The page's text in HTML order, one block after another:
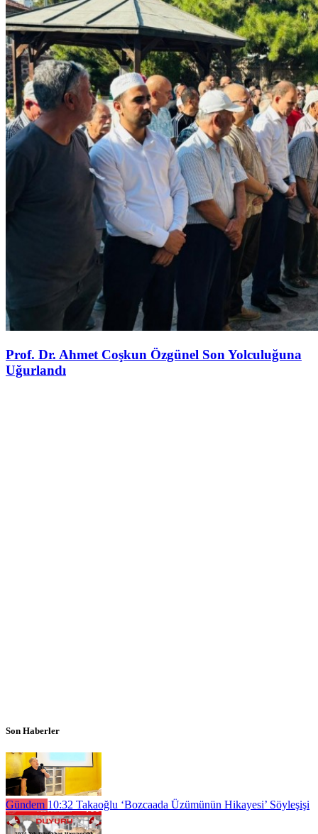
Prof. Dr. Ahmet Coşkun Özgünel Son Yolculuğuna
Uğurlandı
Son Haberler
Gündem 10:32 Takaoğlu ‘Bozcaada Üzümünün Hikayesi’ Söyleşişi